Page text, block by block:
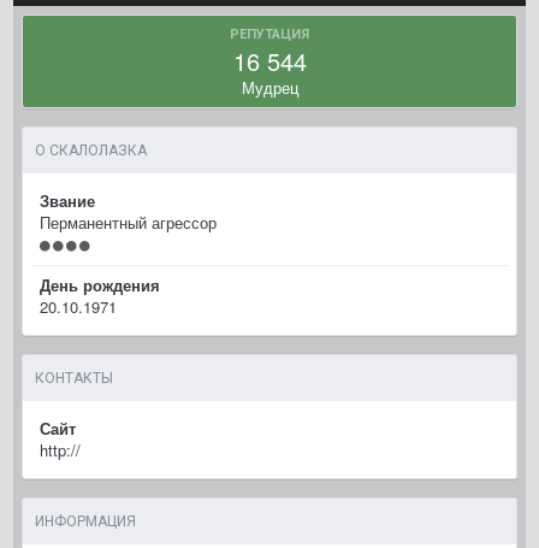
РЕПУТАЦИЯ
16 544
Мудрец
О СКАЛОЛАЗКА
Звание
Перманентный агрессор
День рождения
20.10.1971
КОНТАКТЫ
Сайт
http://
ИНФОРМАЦИЯ